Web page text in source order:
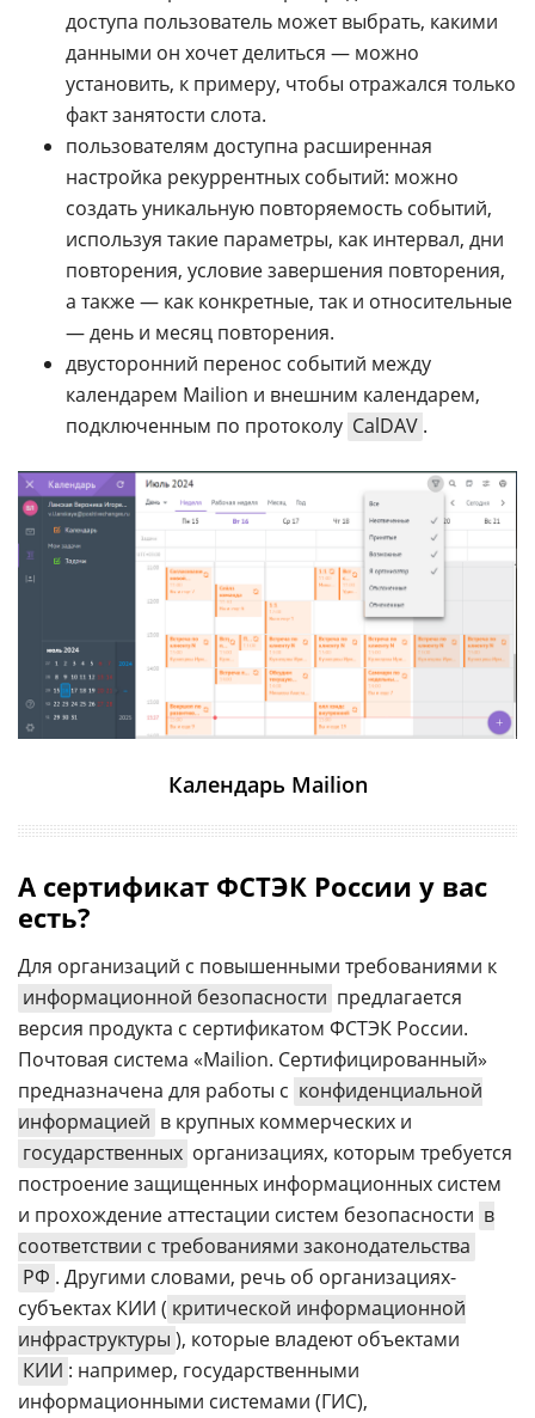
доступа пользователь может выбрать, какими
данными он хочет делиться — можно
установить, к примеру, чтобы отражался только
факт занятости слота.
пользователям доступна расширенная
настройка рекуррентных событий: можно
создать уникальную повторяемость событий,
используя такие параметры, как интервал, дни
повторения, условие завершения повторения,
а также — как конкретные, так и относительные
— день и месяц повторения.
двусторонний перенос событий между
календарем Mailion и внешним календарем,
подключенным по протоколу CalDAV .
Календарь Mailion
А сертификат ФСТЭК России у вас
есть?
Для организаций с повышенными требованиями к
информационной безопасности предлагается
версия продукта с сертификатом ФСТЭК России.
Почтовая система «Mailion. Сертифицированный»
предназначена для работы с конфиденциальной
информацией в крупных коммерческих и
государственных организациях, которым требуется
построение защищенных информационных систем
и прохождение аттестации систем безопасности в
соответствии с требованиями законодательства
РФ . Другими словами, речь об организациях-
субъектах КИИ ( критической информационной
инфраструктуры ), которые владеют объектами
КИИ : например, государственными
информационными системами (ГИС),